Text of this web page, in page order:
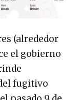
(alrededor
el gobierno
fugitivo